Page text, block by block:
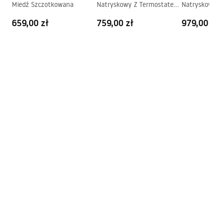
Instrukcja montażu
Instrukcja_monta__u___cianki_Heaven.pdf
Miedź Szczotkowana
659,00 zł
Natryskowy Z Termostatem
759,00 zł
Natryskowy
979,00 zł